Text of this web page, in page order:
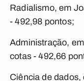
Radialismo, em
- 492,98 pontos;
Administração,
cotas - 492,66
Ciência de